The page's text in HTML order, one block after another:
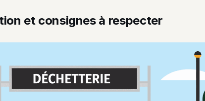
et consignes à respecter